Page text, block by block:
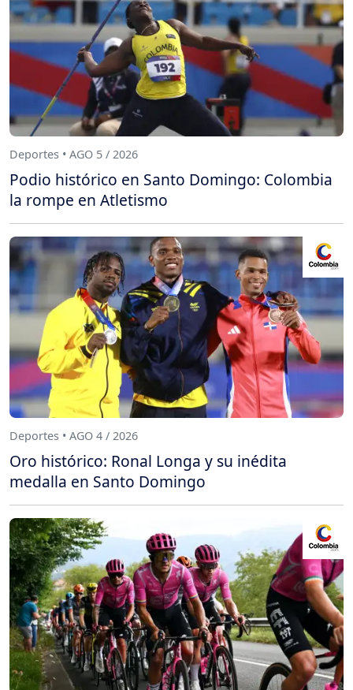
Deportes • AGO 5 / 2026
Podio histórico en Santo Domingo: Colombia
la rompe en Atletismo
Deportes • AGO 4 / 2026
Oro histórico: Ronal Longa y su inédita
medalla en Santo Domingo